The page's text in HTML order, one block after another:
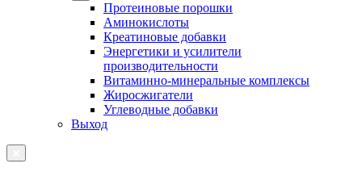
Протеиновые порошки
Аминокислоты
Креатиновые добавки
Энергетики и усилители
производительности
Витаминно-минеральные комплексы
Жиросжигатели
Углеводные добавки
Выход